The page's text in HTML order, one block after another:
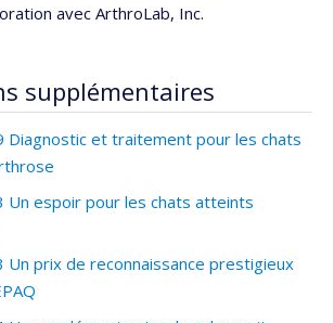
avec ArthroLab, Inc.
supplémentaires
Diagnostic et traitement pour les chats
Un espoir pour les chats atteints
Un prix de reconnaissance prestigieux